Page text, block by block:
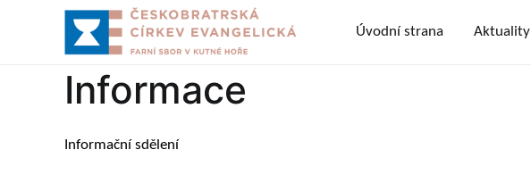
Úvodní strana Aktuality
Informace
Informační sdělení